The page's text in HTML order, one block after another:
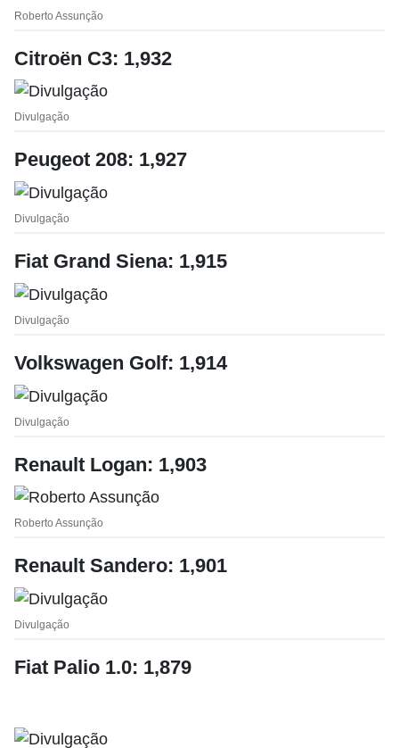
Roberto Assunção
Citroën C3: 1,932
Divulgação
Peugeot 208: 1,927
Divulgação
Fiat Grand Siena: 1,915
Divulgação
Volkswagen Golf: 1,914
Divulgação
Renault Logan: 1,903
Roberto Assunção
Renault Sandero: 1,901
Divulgação
Fiat Palio 1.0: 1,879